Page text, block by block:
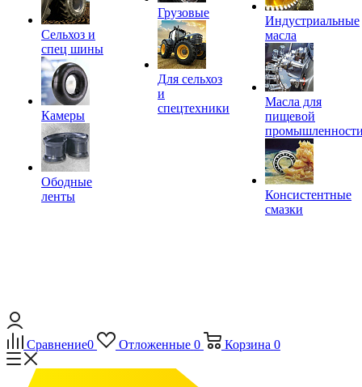
Сельхоз и
спец шины
Камеры
Ободные
ленты
Грузовые
Для сельхоз
и
спецтехники
Индустриальные
масла
Масла для
пищевой
Консистентные
смазки
Сравнение0 Отложенные 0 Корзина 0